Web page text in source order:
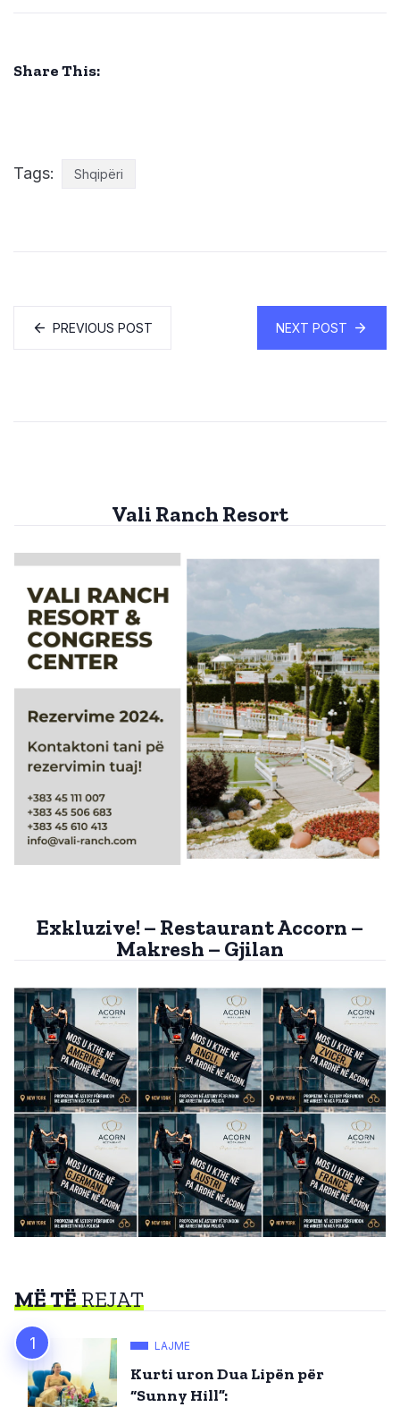
Share This:
Tags: Shqipëri
PREVIOUS POST NEXT POST
Vali Ranch Resort
Exkluzive! – Restaurant Accorn –
Makresh – Gjilan
MË TËREJAT
LAJME
Kurti uron Dua Lipën për
“Sunny Hill”: